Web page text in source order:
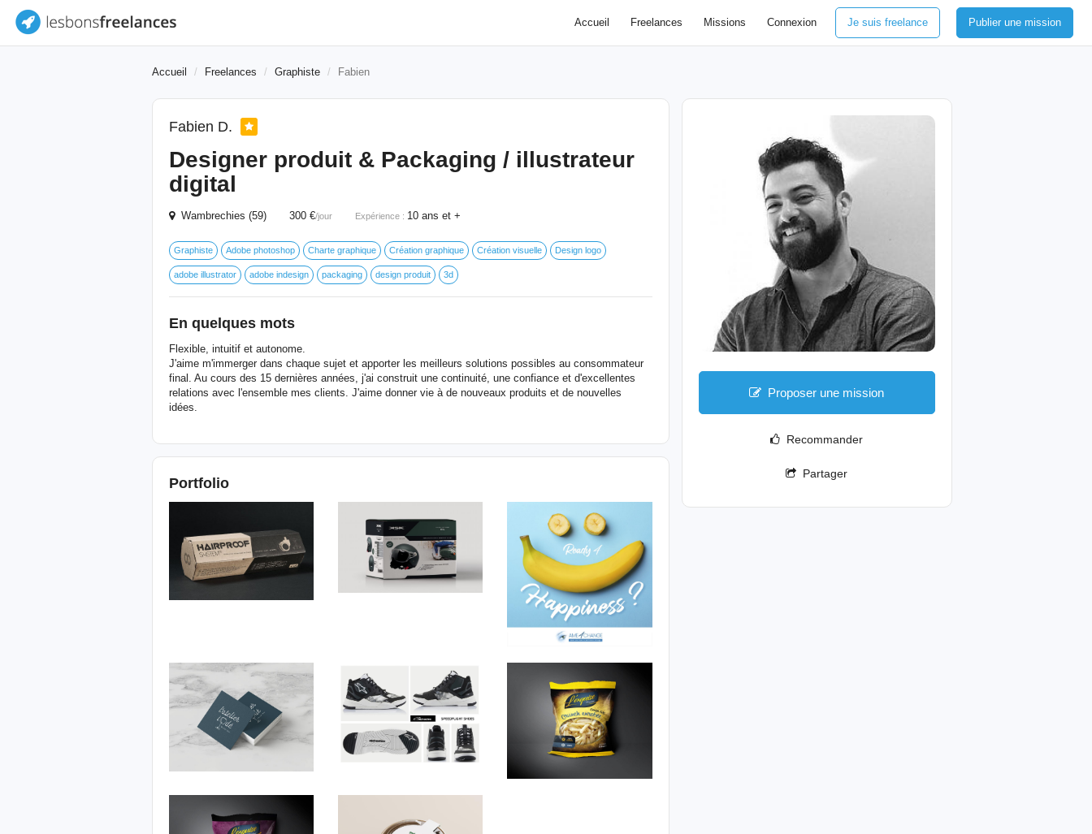
Accueil Freelances Missions Connexion Je suis freelance Publier une mission
Accueil Freelances Graphiste Fabien
Fabien D.
Designer produit & Packaging / illustrateur
digital
Wambrechies (59) 300 €/jour Expérience : 10 ans et +
Graphiste Adobe photoshop Charte graphique Création graphique Création visuelle Design logo
adobe illustrator adobe indesign packaging design produit 3d
En quelques mots
Flexible, intuitif et autonome.
J'aime m'immerger dans chaque sujet et apporter les meilleurs solutions possibles au consommateur
final. Au cours des 15 dernières années, j'ai construit une continuité, une confiance et d'excellentes
relations avec l'ensemble mes clients. J'aime donner vie à de nouveaux produits et de nouvelles
idées.
Portfolio
Proposer une mission
Recommander
Partager